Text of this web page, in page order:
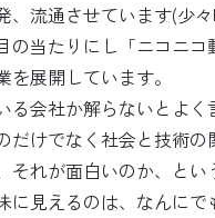
、流通させています(少
の当たりにし「ニコニ
展開しています。
る会社か解らないとよ
だけでなく社会と技術
それが面白いのか、と
に見えるのは、なんに